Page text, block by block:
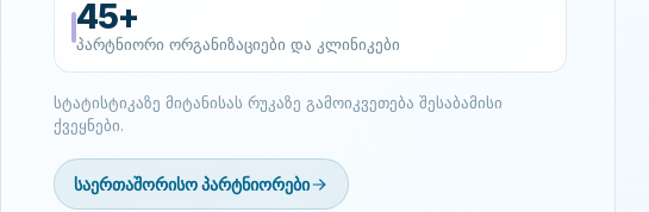
45+
პარტნიორი ორგანიზაციები და კლინიკები
სტატისტიკაზე მიტანისას რუკაზე გამოიკვეთება შესაბამისი
ქვეყნები.
საერთაშორისო პარტნიორები